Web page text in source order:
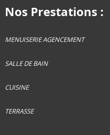
Nos Prestations :
MENUISERIE AGENCEMENT
SALLE DE BAIN
CUISINE
TERRASSE